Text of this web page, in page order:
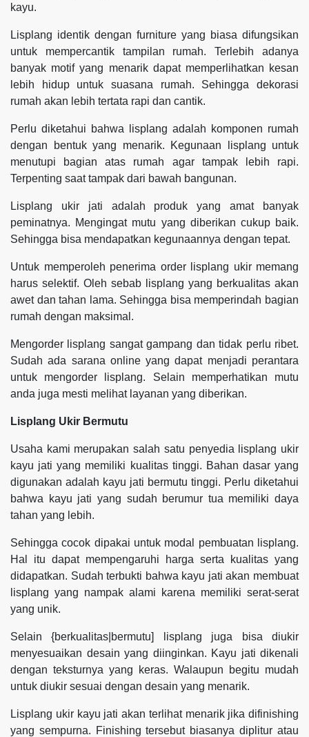
kayu.
Lisplang identik dengan furniture yang biasa difungsikan
untuk mempercantik tampilan rumah. Terlebih adanya
banyak motif yang menarik dapat memperlihatkan kesan
lebih hidup untuk suasana rumah. Sehingga dekorasi
rumah akan lebih tertata rapi dan cantik.
Perlu diketahui bahwa lisplang adalah komponen rumah
dengan bentuk yang menarik. Kegunaan lisplang untuk
menutupi bagian atas rumah agar tampak lebih rapi.
Terpenting saat tampak dari bawah bangunan.
Lisplang ukir jati adalah produk yang amat banyak
peminatnya. Mengingat mutu yang diberikan cukup baik.
Sehingga bisa mendapatkan kegunaannya dengan tepat.
Untuk memperoleh penerima order lisplang ukir memang
harus selektif. Oleh sebab lisplang yang berkualitas akan
awet dan tahan lama. Sehingga bisa memperindah bagian
rumah dengan maksimal.
Mengorder lisplang sangat gampang dan tidak perlu ribet.
Sudah ada sarana online yang dapat menjadi perantara
untuk mengorder lisplang. Selain memperhatikan mutu
anda juga mesti melihat layanan yang diberikan.
Lisplang Ukir Bermutu
Usaha kami merupakan salah satu penyedia lisplang ukir
kayu jati yang memiliki kualitas tinggi. Bahan dasar yang
digunakan adalah kayu jati bermutu tinggi. Perlu diketahui
bahwa kayu jati yang sudah berumur tua memiliki daya
tahan yang lebih.
Sehingga cocok dipakai untuk modal pembuatan lisplang.
Hal itu dapat mempengaruhi harga serta kualitas yang
didapatkan. Sudah terbukti bahwa kayu jati akan membuat
lisplang yang nampak alami karena memiliki serat-serat
yang unik.
Selain {berkualitas|bermutu] lisplang juga bisa diukir
menyesuaikan desain yang diinginkan. Kayu jati dikenali
dengan teksturnya yang keras. Walaupun begitu mudah
untuk diukir sesuai dengan desain yang menarik.
Lisplang ukir kayu jati akan terlihat menarik jika difinishing
yang sempurna. Finishing tersebut biasanya diplitur atau